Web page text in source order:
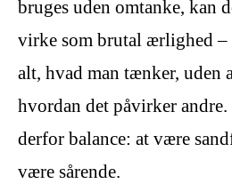
bruges uden omtanke, kan
virke som brutal ærlighed –
alt, hvad man tænker, uden
hvordan det påvirker
derfor balance: at være
være sårende.